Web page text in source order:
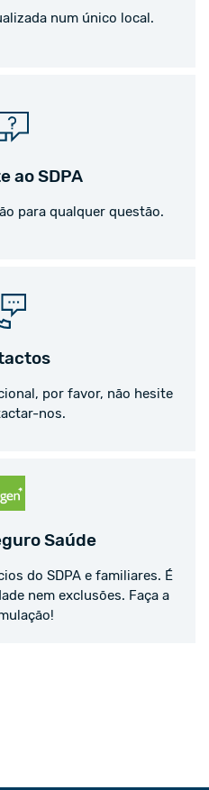
num único local.
ao SDPA
para qualquer questão.
por favor, não hesite
nos.
Saúde
do SDPA e familiares. É
nem exclusões. Faça a